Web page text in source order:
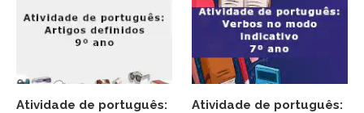
Atividade de português:
Atividade de português: